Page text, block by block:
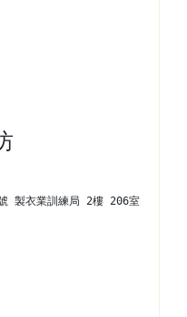
製衣業訓練局 2樓 206室